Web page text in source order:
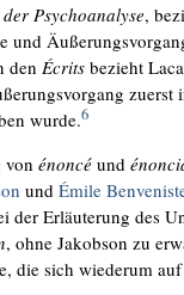
Psy­cho­ana­ly­se,
und
den Écritsbezieht
wur­de.6
von énon­céund
und Émi­le
der Erläu­te­rung des
, ohne Jakobson zu
die sich wie­der­um